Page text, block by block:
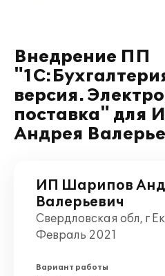
Внедрение ПП
версия.
поставка" для
Андрея
ИП Шарипов
Валерьевич
Свердловская обл, г
Февраль 2021
Вариант работы